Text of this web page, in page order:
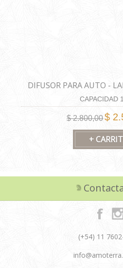
DIFUSOR PARA AUTO -
CAPACIDAD
$ 2.800,00$
(+54) 11